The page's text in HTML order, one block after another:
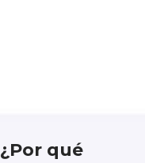
¿Por qué